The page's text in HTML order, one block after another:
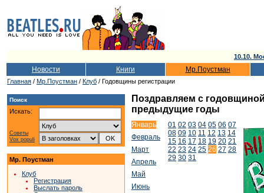
10.10.
Новости Книги Мр.Поустман
Главная / Мр.Поустман / Клуб / Годовщины регистрации
Поиск
Искать:
Советы
Vox populi
Мр. Поустман
Клуб
Регистрация
Выслать пароль
Поздравляем с
предыдущие годы
Январь
Февраль
Март
Апрель
Май
Июнь
01 02 03 04 05 06 07
08 09 10 11 12 13 14
15 16 17 18 19 20 21
22 23 24 25 26 27 28
29 30 31